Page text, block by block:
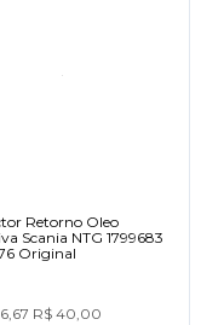
Retorno Oleo
Scania NTG 1799683
Original
R$ 40,00